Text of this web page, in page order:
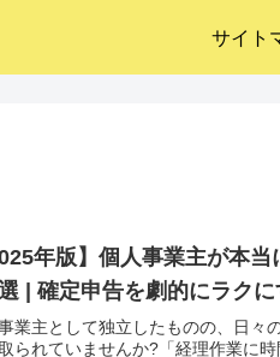
サイト
年版】個人事業主が本
| 確定申告を劇的にラク
業主として独立したものの、日々
られていませんか?「経理作業に